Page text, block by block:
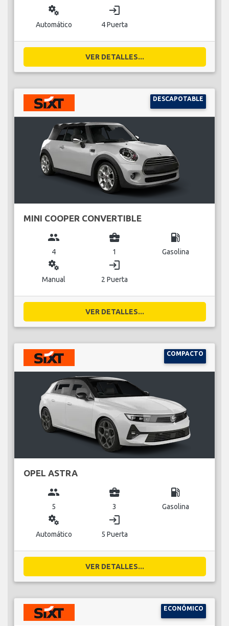
miscellaneous_services
Automático
login
4 Puerta
VER DETALLES...
DESCAPOTABLE
MINI COOPER CONVERTIBLE
group
4
business_center
1
local_gas_station
Gasolina
miscellaneous_services
Manual
login
2 Puerta
VER DETALLES...
COMPACTO
OPEL ASTRA
group
5
business_center
3
local_gas_station
Gasolina
miscellaneous_services
Automático
login
5 Puerta
VER DETALLES...
ECONÓMICO